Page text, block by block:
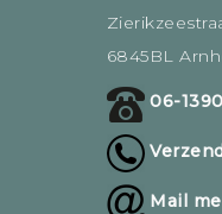
6845BL
06-
Mail me